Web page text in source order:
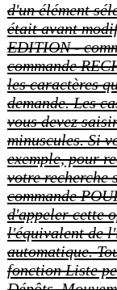
d'un élément
était avant
EDITION -
commande
les caractères
demande. Les
vous devez
minuscules. Si
exemple, pour
votre recherche
commande
d'appeler cette
l'équivalent de
automatique.
fonction Liste